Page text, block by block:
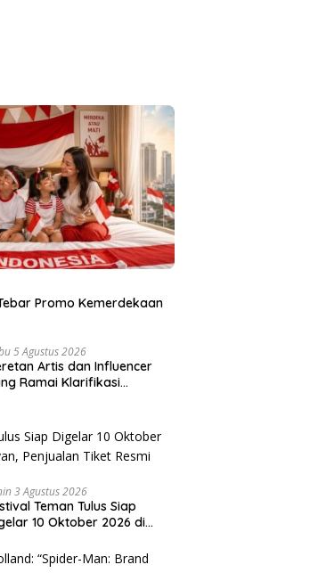
Promo Kemerdekaan
5 Agustus 2026
Artis dan Influencer
Ramai Klarifikasi
3 Agustus 2026
Teman Tulus Siap
10 Oktober 2026 di
Dibuka